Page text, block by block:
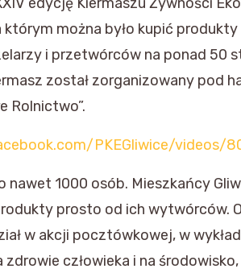
którym można było kupić
i przetwórców na ponad 50
został zorganizowany pod
Rolnictwo”.
PKEGliwice/videos/
nawet 1000 osób. Mieszkańcy
prosto od ich wytwórców.
w akcji pocztówkowej, w
człowieka i na